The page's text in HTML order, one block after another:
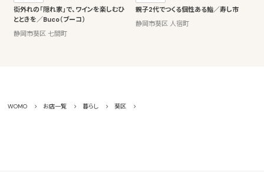
街外れの「隠れ家」で、ワインを楽しむひ
とときを／Buco（ブーコ）
静岡市葵区 七間町
親子2代でつくる個性ある鮨／寿し市
静岡市葵区 人宿町
WOMO お店一覧 暮らし 葵区